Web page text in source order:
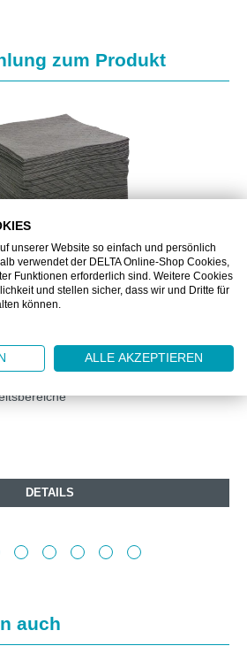
zum Produkt
UNIVERSAL-SAUGMATTEN
DETAILS
auch
unserer Website so einfach und persönlich
verwendet der DELTA Online-Shop Cookies,
Funktionen erforderlich sind. Weitere Cookies
und stellen sicher, dass wir und Dritte für
können.
ALLE AKZEPTIEREN